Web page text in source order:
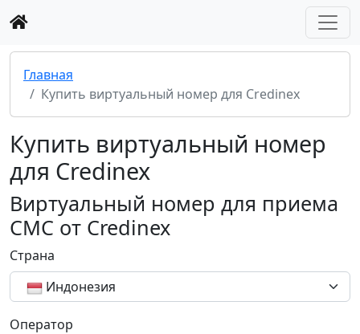
Главная
Купить виртуальный номер для Credinex
Купить виртуальный номер
для Credinex
Виртуальный номер для приема
СМС от Credinex
Страна
Индонезия
Оператор